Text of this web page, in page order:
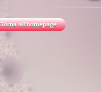
Torna all'homepage